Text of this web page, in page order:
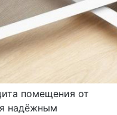
помещения от
надёжным